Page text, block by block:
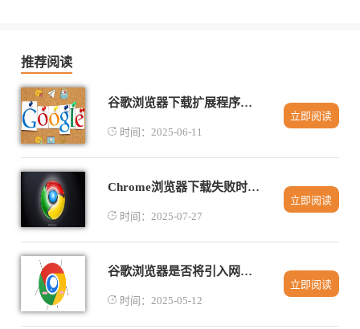
推荐阅读
谷歌浏览器下载扩展程序时闪退的排查教程
时间：2025-06-11
立即阅读
Chrome浏览器下载失败时断点续传功能开启与操作方法
时间：2025-07-27
立即阅读
谷歌浏览器是否将引入网页热图分析工具
时间：2025-05-12
立即阅读